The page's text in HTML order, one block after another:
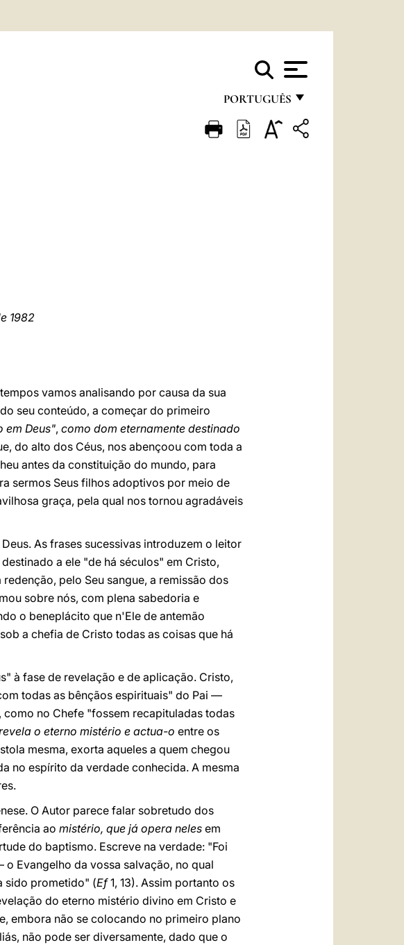
PORTUGUÊS
FRANÇAIS
1982
vamos analisando por causa da sua
seu conteúdo, a começar do primeiro
em Deus", como dom eternamente destinado
do alto dos Céus, nos abençoou com toda a
antes da constituição do mundo, para
sermos Seus filhos adoptivos por meio de
graça, pela qual nos tornou agradáveis
As frases sucessivas introduzem o leitor
destinado a ele "de há séculos" em Cristo,
redenção, pelo Seu sangue, a remissão dos
sobre nós, com plena sabedoria e
o beneplácito que n'Ele de antemão
a chefia de Cristo todas as coisas que há
à fase de revelação e de aplicação. Cristo,
todas as bênçãos espirituais" do Pai —
no Chefe "fossem recapituladas todas
o eterno mistério e actua-o entre os
mesma, exorta aqueles a quem chegou
no espírito da verdade conhecida. A mesma
O Autor parece falar sobretudo dos
ao mistério, que já opera neles em
do baptismo. Escreve na verdade: "Foi
Evangelho da vossa salvação, no qual
sido prometido" (Ef1, 13). Assim portanto os
do eterno mistério divino em Cristo e
embora não se colocando no primeiro plano
não pode ser diversamente, dado que o